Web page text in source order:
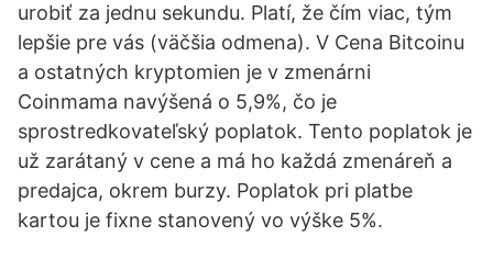
urobiť za jednu sekundu. Platí, že čím viac, tým
lepšie pre vás (väčšia odmena). V Cena Bitcoinu
a ostatných kryptomien je v zmenárni
Coinmama navýšená o 5,9%, čo je
sprostredkovateľský poplatok. Tento poplatok je
už zarátaný v cene a má ho každá zmenáreň a
predajca, okrem burzy. Poplatok pri platbe
kartou je fixne stanovený vo výške 5%.